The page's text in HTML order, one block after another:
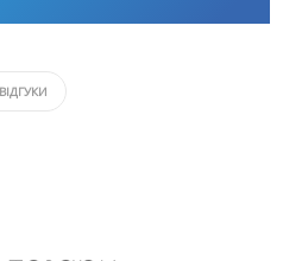
ВІДГУКИ